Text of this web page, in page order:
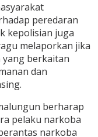
peredaran
kepolisian juga
melaporkan jika
berkaitan
dan
berharap
pelaku narkoba
narkoba